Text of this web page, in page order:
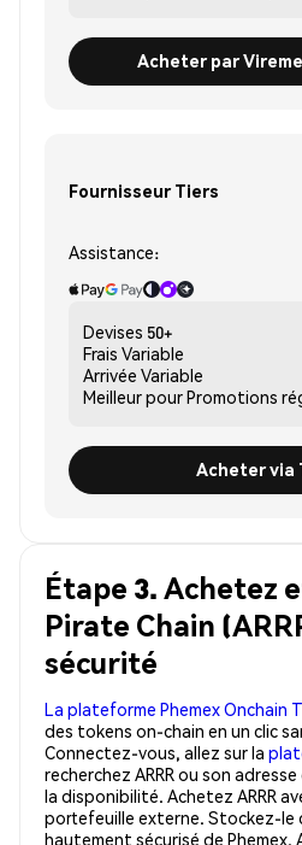
Acheter par
Fournisseur Tiers
Assistance:
Devises 50+
Frais Variable
Arrivée Variable
Meilleur pourPromotions
Acheter via
Étape 3. Achetez
Pirate Chain
sécurité
La plateforme Phemex Onchain
des tokens on-chain en un clic
Connectez-vous, allez sur la
recherchez ARRR ou son
la disponibilité. Achetez ARRR
portefeuille externe. Stockez-le
hautement sécurisé de Phemex.